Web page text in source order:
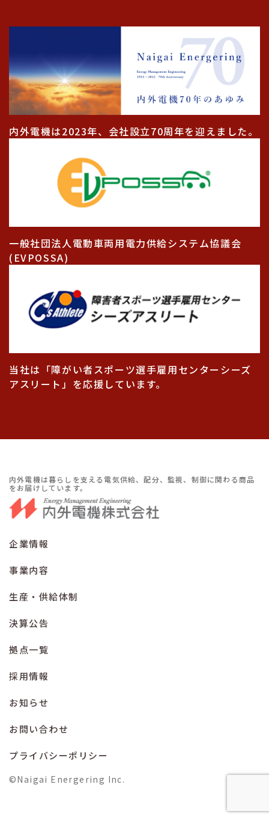
内外電機は2023年、会社設立70周年を迎えました。
一般社団法人電動車両用電力供給システム協議会
(EVPOSSA)
当社は「障がい者スポーツ選手雇用センターシーズ
アスリート」を応援しています。
内外電機は暮らしを支える電気供給、配分、監視、制御に関わる商品
をお届けしています。
企業情報
事業内容
生産・供給体制
決算公告
拠点一覧
採用情報
お知らせ
お問い合わせ
プライバシーポリシー
©Naigai Energering Inc.